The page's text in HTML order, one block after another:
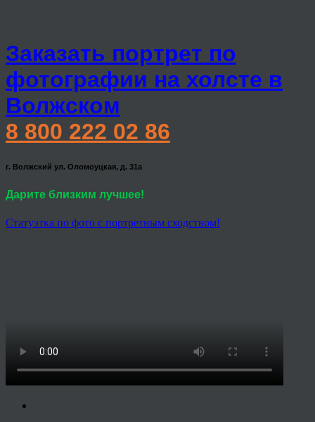
Заказать портрет по
фотографии на холсте в
Волжском
8 800 222 02 86
г. Волжский ул. Оломоуцкая, д. 31а
Дарите близким лучшее!
Статуэтка по фото с портретным сходством!